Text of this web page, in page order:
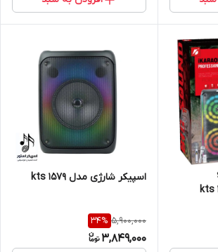
اسپیکر شارژی مدل kts 1579
5,900,000
34%
3,849,000